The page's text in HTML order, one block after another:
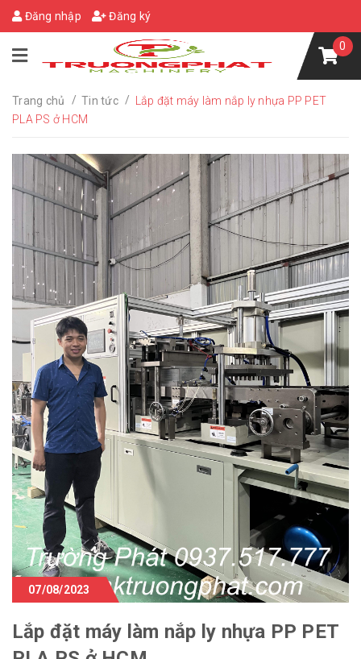
Đăng nhập Đăng ký
0
Trang chủ / Tin tức /
Lắp đặt máy làm nắp ly nhựa PP PET
PLA PS ở HCM
07/08/2023
Lắp đặt máy làm nắp ly nhựa PP PET